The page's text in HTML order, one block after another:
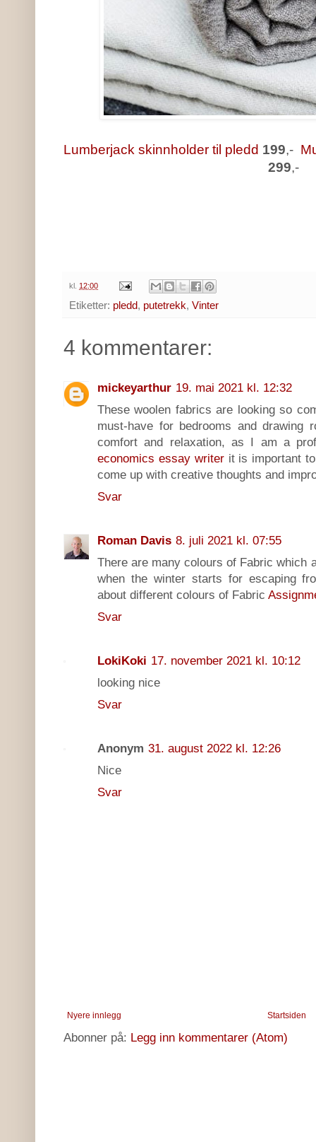
Lumberjack skinnholder til pledd 199,-
299,-
kl. 12:00
Etiketter: pledd, putetrekk, Vinter
4 kommentarer:
mickeyarthur 19. mai 2021 kl. 12:32
These woolen fabrics are looking so
must-have for bedrooms and drawing
comfort and relaxation, as I am a
economics essay writerit is important
come up with creative thoughts and
Svar
Roman Davis 8. juli 2021 kl. 07:55
There are many colours of Fabric which
when the winter starts for escaping
about different colours of Fabric
Svar
LokiKoki 17. november 2021 kl. 10:12
looking nice
Svar
Anonym 31. august 2022 kl. 12:26
Nice
Svar
Nyere innlegg Startsiden
Abonner på: Legg inn kommentarer (Atom)